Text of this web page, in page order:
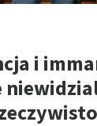
i